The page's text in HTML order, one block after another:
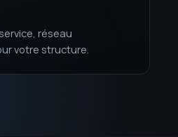
réseau
votre structure.